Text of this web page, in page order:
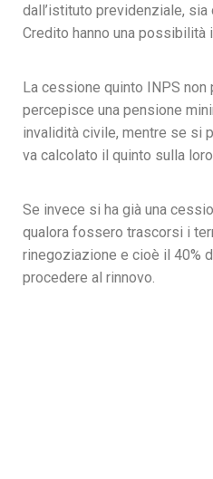
dall’istituto previdenziale,
Credito hanno una possibilità
La cessione quinto INPS
percepisce una pensione
invalidità civile, mentre se si
va calcolato il quinto sulla
Se invece si ha già una
qualora fossero trascorsi i
rinegoziazione e cioè il 40%
procedere al rinnovo.